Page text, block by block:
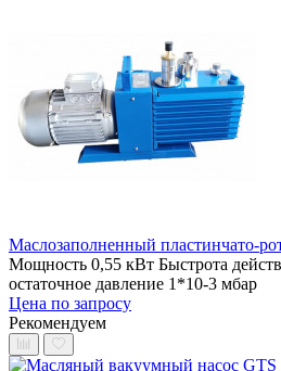
Маслозаполненный пластинчато-
Мощность 0,55 кВт Быстрота
остаточное давление 1*10-3 мбар
Цена по запросу
Рекомендуем